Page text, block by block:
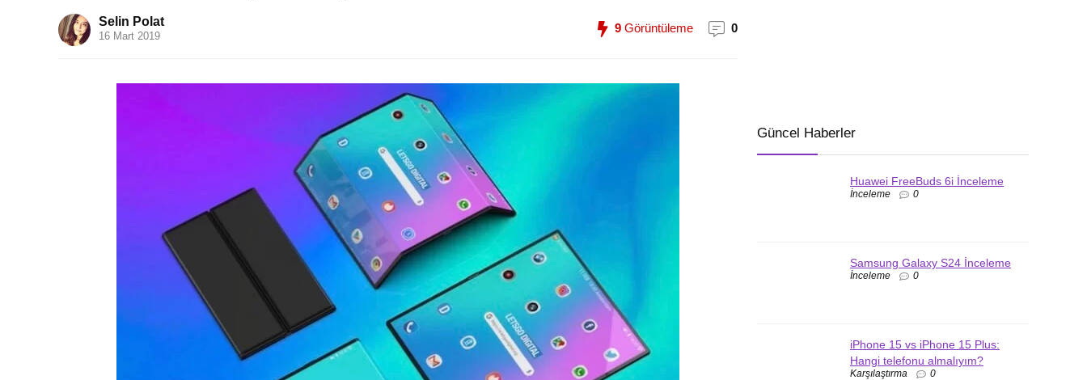
Selin Polat
16 Mart 2019
9 Görüntüleme 0
Güncel Haberler
Huawei FreeBuds 6i İnceleme
İnceleme 0
Samsung Galaxy S24 İnceleme
İnceleme 0
iPhone 15 vs iPhone 15 Plus:
Hangi telefonu almalıyım?
Karşılaştırma 0